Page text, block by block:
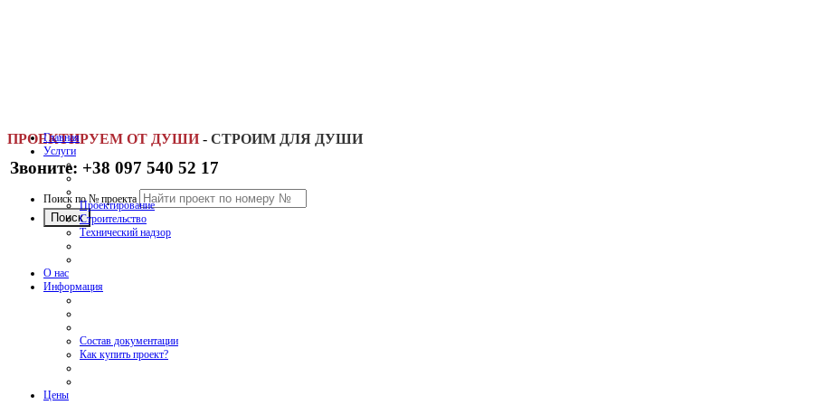
ПРОЕКТИРУЕМ ОТ ДУШИ - СТРОИМ ДЛЯ ДУШИ
Звоните: +38 097 540 52 17
Поиск по № проекта
Главная
Услуги
Проектирование
Строительство
Технический надзор
О нас
Информация
Состав документации
Как купить проект?
Цены